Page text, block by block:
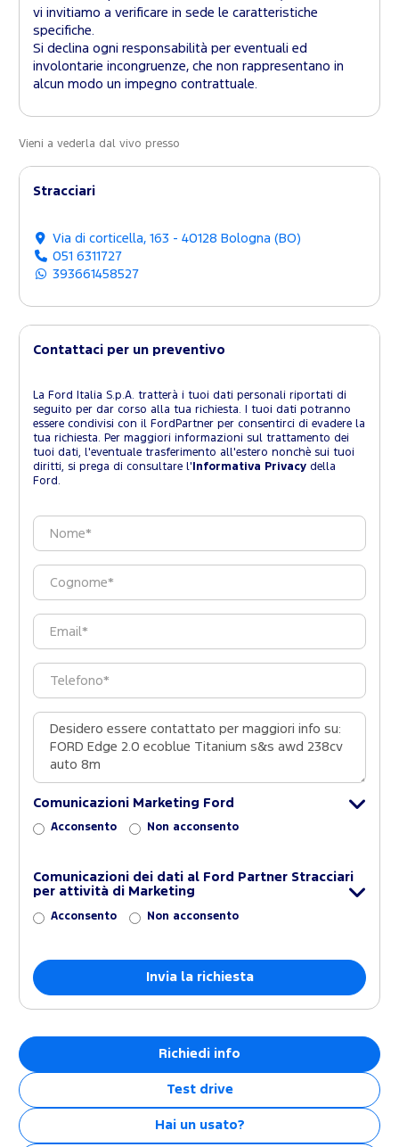
vi invitiamo a verificare in sede le caratteristiche
specifiche.
Si declina ogni responsabilità per eventuali ed
involontarie incongruenze, che non rappresentano in
alcun modo un impegno contrattuale.
Vieni a vederla dal vivo presso
Stracciari
Via di corticella, 163 - 40128 Bologna (BO)
051 6311727
393661458527
Contattaci per un preventivo
La Ford Italia S.p.A. tratterà i tuoi dati personali riportati di
seguito per dar corso alla tua richiesta. I tuoi dati potranno
essere condivisi con il FordPartner per consentirci di evadere la
tua richiesta. Per maggiori informazioni sul trattamento dei
tuoi dati, l'eventuale trasferimento all'estero nonchè sui tuoi
diritti, si prega di consultare l' Informativa Privacy della
Ford.
Comunicazioni Marketing Ford
Acconsento Non acconsento
Comunicazioni dei dati al Ford Partner Stracciari
per attività di Marketing
Acconsento Non acconsento
Richiedi info
Test drive
Hai un usato?